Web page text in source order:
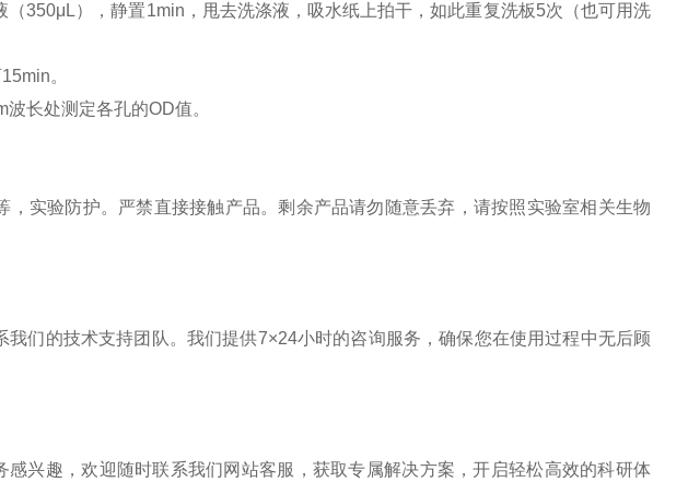
（350μ L），静置1min ，甩去洗涤液，吸水纸上拍干，如此重复洗板5次（也可用洗
15min。
波长处测定各孔的OD值。
实验防护。严禁直接接触产品。剩余产品请勿随意丢弃，请按照实验室相关生物
我们的技术支持团队。我们提供7×24小时的咨询服务，确保您在使用过程中无后顾
感兴趣，欢迎随时联系我们网站客服，获取专属解决方案，开启轻松高效的科研体